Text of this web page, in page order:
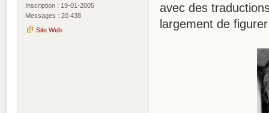
Inscription : 19-01-2005
Messages : 20 438
Site Web
avec des
largement de